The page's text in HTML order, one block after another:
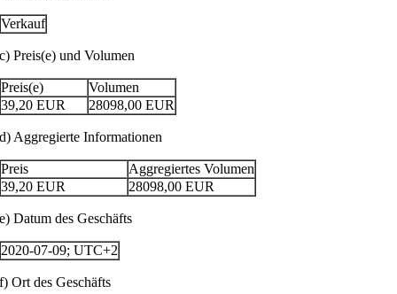
Verkauf
c) Preis(e) und Volumen
Preis(e)
Volumen
39,20 EUR 28098,00 EUR
d) Aggregierte Informationen
Preis
Aggregiertes Volumen
39,20 EUR 28098,00 EUR
e) Datum des Geschäfts
2020-07-09; UTC+2
f) Ort des Geschäfts